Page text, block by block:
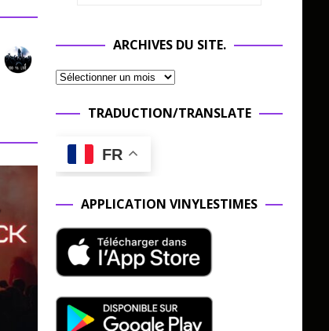
ARCHIVES DU SITE.
TRADUCTION/TRANSLATE
FR
APPLICATION VINYLESTIMES